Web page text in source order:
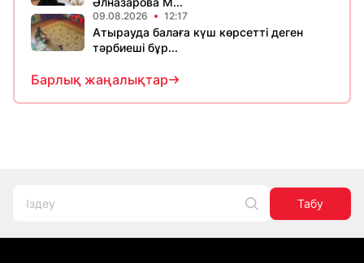
09.08.2026 12:17
Атырауда балаға күш көрсетті деген
тәрбиеші бұр...
Барлық жаңалықтар
Табу